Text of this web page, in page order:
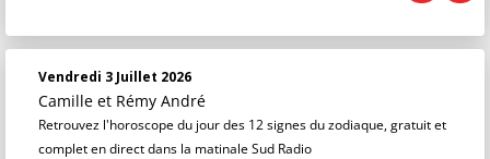
Vendredi 3 Juillet 2026
Camille et Rémy André
Retrouvez l'horoscope du jour des 12 signes du zodiaque, gratuit et
complet en direct dans la matinale Sud Radio